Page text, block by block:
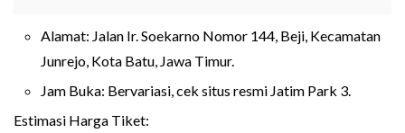
Alamat: Jalan Ir. Soekarno Nomor 144, Beji, Kecamatan
Junrejo, Kota Batu, Jawa Timur.
Jam Buka: Bervariasi, cek situs resmi Jatim Park 3.
Estimasi Harga Tiket: